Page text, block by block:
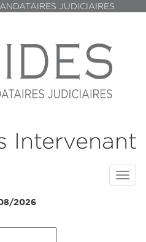
JUDICIAIRES
Intervenant
2026